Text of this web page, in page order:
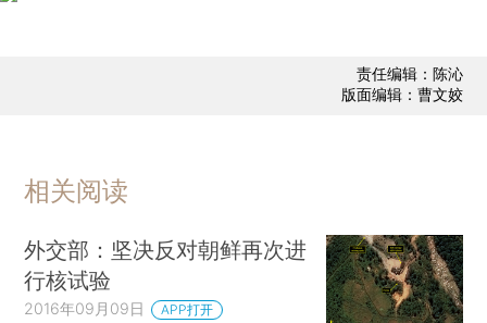
责任编辑：陈沁
版面编辑：曹文姣
相关阅读
外交部：坚决反对朝鲜再次进
行核试验
2016年09月09日 APP打开